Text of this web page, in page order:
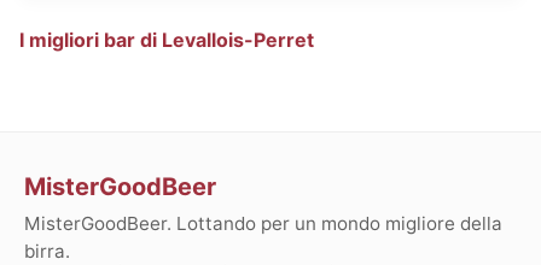
I migliori bar di Levallois-Perret
MisterGoodBeer
MisterGoodBeer. Lottando per un mondo migliore della
birra.